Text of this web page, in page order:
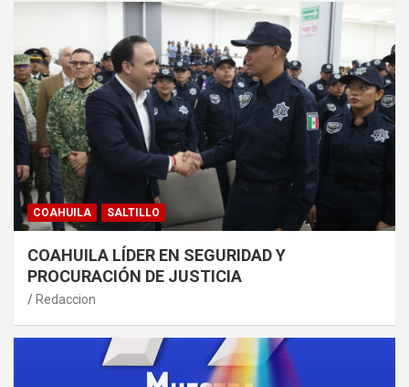
COAHUILA SALTILLO
COAHUILA LÍDER EN SEGURIDAD Y
PROCURACIÓN DE JUSTICIA
Redaccion